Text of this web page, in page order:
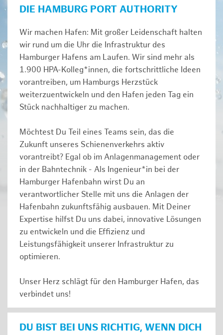
DIE HAMBURG PORT AUTHORITY
Wir machen Hafen: Mit großer Leidenschaft halten
wir rund um die Uhr die Infrastruktur des
Hamburger Hafens am Laufen. Wir sind mehr als
1.900 HPA-Kolleg*innen, die fortschrittliche Ideen
vorantreiben, um Hamburgs Herzstück
weiterzuentwickeln und den Hafen jeden Tag ein
Stück nachhaltiger zu machen.
Möchtest Du Teil eines Teams sein, das die
Zukunft unseres Schienenverkehrs aktiv
vorantreibt? Egal ob im Anlagenmanagement oder
in der Bahntechnik - Als Ingenieur*in bei der
Hamburger Hafenbahn wirst Du an
verantwortlicher Stelle mit uns die Anlagen der
Hafenbahn zukunftsfähig ausbauen. Mit Deiner
Expertise hilfst Du uns dabei, innovative Lösungen
zu entwickeln und die Effizienz und
Leistungsfähigkeit unserer Infrastruktur zu
optimieren.
Unser Herz schlägt für den Hamburger Hafen, das
verbindet uns!
DU BIST BEI UNS RICHTIG, WENN DICH